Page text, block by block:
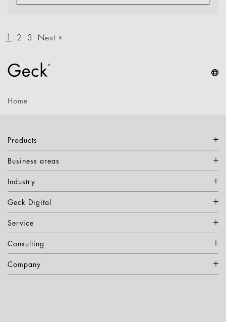
1 2 3 Next »
Home
Products
Business areas
Industry
Geck Digital
Service
Consulting
Company